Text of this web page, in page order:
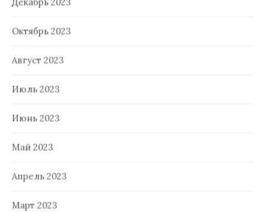
Октябрь 2023
Август 2023
Июль 2023
Июнь 2023
Май 2023
Апрель 2023
Март 2023